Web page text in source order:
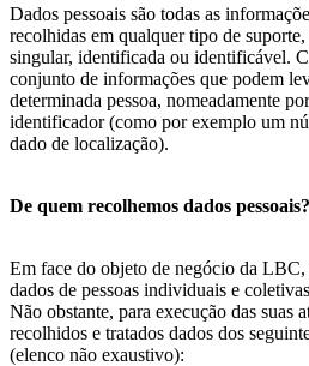
Dados pessoais são todas as
recolhidas em qualquer tipo de suporte,
singular, identificada ou identificável.
conjunto de informações que podem
determinada pessoa, nomeadamente
identificador (como por exemplo um
dado de localização).
De quem recolhemos dados pessoais?
Em face do objeto de negócio da LBC,
dados de pessoas individuais e
Não obstante, para execução das suas
recolhidos e tratados dados dos
(elenco não exaustivo):